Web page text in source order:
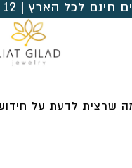
לכל הארץ | 12 תשלומים ללא ריבית
שרצית לדעת על